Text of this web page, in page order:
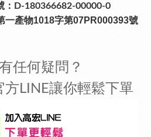
：D-180366682-00000-0
一產物1018字第07PR000393號
任何疑問？
LINE讓你輕鬆下單